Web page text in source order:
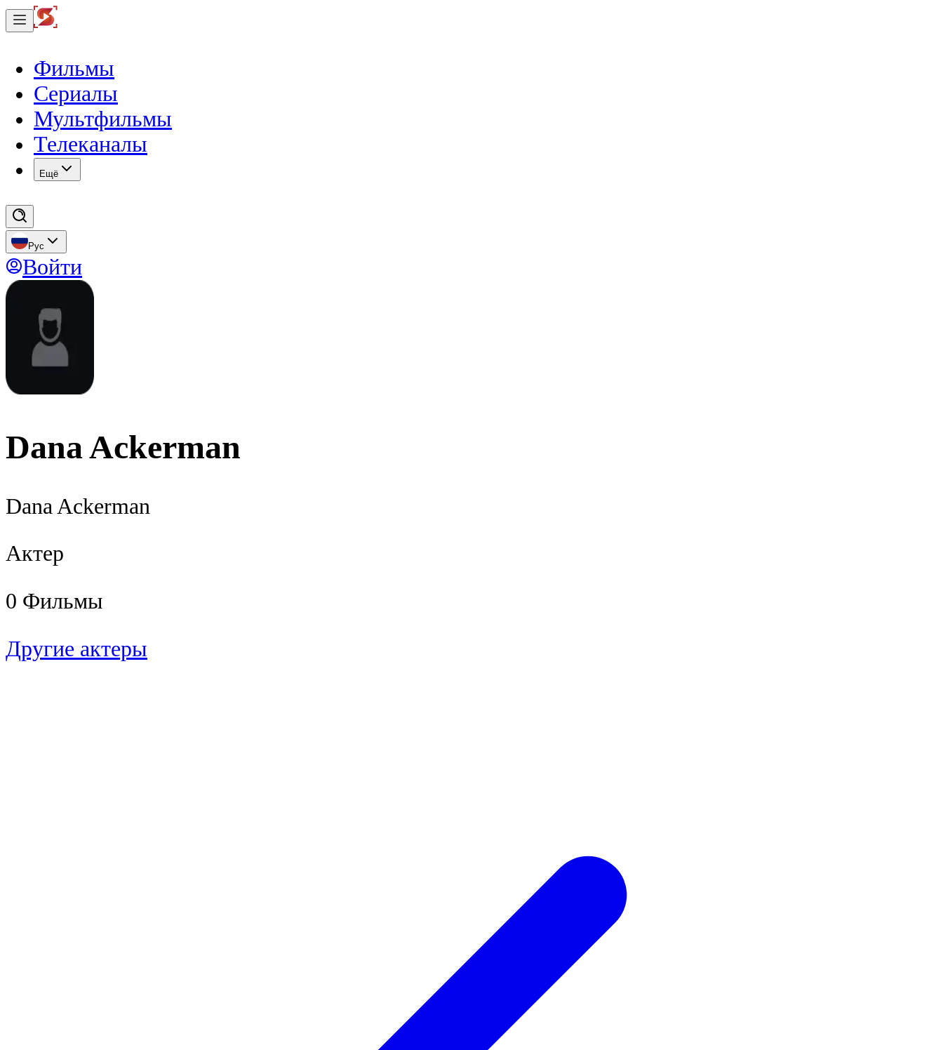
Фильмы
Сериалы
Мультфильмы
Телеканалы
Eщё
Рус
Войти
Dana Ackerman
Dana Ackerman
Актер
0 Фильмы
Другие актеры